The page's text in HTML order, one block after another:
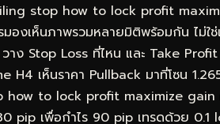
stop how to lock profit
มองเห็นภาพรวมหลายมิติพร้อมกัน ไม่ใ
วาง Stop Loss ที่ไหน และ Take
H4 เห็นราคา Pullback มาที่โซน
to lock profit maximize gain
pip เพื่อกำไร 90 pip เทรดด้วย 0.1